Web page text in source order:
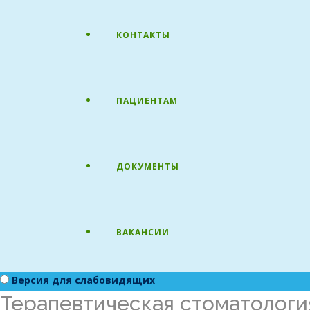
КОНТАКТЫ
ПАЦИЕНТАМ
ДОКУМЕНТЫ
ВАКАНСИИ
Версия для слабовидящих
Терапевтическая